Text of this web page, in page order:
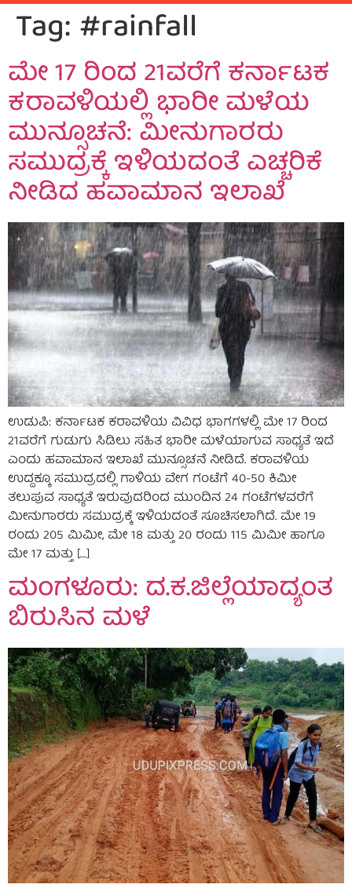
Tag:#rainfall
ಮೇ 17 ರಿಂದ 21ವರೆಗೆ ಕರ್ನಾಟಕ
ಕರಾವಳಿಯಲ್ಲಿ ಭಾರೀ ಮಳೆಯ
ಮುನ್ಸೂಚನೆ: ಮೀನುಗಾರರು
ಸಮುದ್ರಕ್ಕೆ ಇಳಿಯದಂತೆ ಎಚ್ಚರಿಕೆ
ನೀಡಿದ ಹವಾಮಾನ ಇಲಾಖೆ
ಉಡುಪಿ: ಕರ್ನಾಟಕ ಕರಾವಳಿಯ ವಿವಿಧ ಭಾಗಗಳಲ್ಲಿ ಮೇ 17 ರಿಂದ
21ವರೆಗೆ ಗುಡುಗು ಸಿಡಿಲು ಸಹಿತ ಭಾರೀ ಮಳೆಯಾಗುವ ಸಾಧ್ಯತೆ ಇದೆ
ಎಂದು ಹವಾಮಾನ ಇಲಾಖೆ ಮುನ್ಸೂಚನೆ ನೀಡಿದೆ. ಕರಾವಳಿಯ
ಉದ್ದಕ್ಕೂ ಸಮುದ್ರದಲ್ಲಿ ಗಾಳಿಯ ವೇಗ ಗಂಟೆಗೆ 40-50 ಕಿಮೀ
ತಲುಪುವ ಸಾಧ್ಯತೆ ಇರುವುದರಿಂದ ಮುಂದಿನ 24 ಗಂಟೆಗಳವರೆಗೆ
ಮೀನುಗಾರರು ಸಮುದ್ರಕ್ಕೆ ಇಳಿಯದಂತೆ ಸೂಚಿಸಲಾಗಿದೆ. ಮೇ 19
ರಂದು 205 ಮಿಮೀ, ಮೇ 18 ಮತ್ತು 20 ರಂದು 115 ಮಿಮೀ ಹಾಗೂ
ಮೇ 17 ಮತ್ತು […]
ಮಂಗಳೂರು: ದ.ಕ.ಜಿಲ್ಲೆಯಾದ್ಯಂತ
ಬಿರುಸಿನ ಮಳೆ